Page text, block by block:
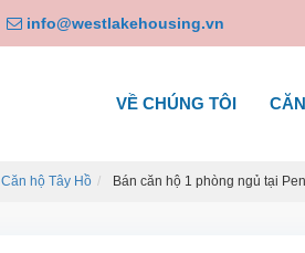
info@westlakehousing.vn
VỀ CHÚNG TÔI
Căn hộ Tây Hồ Bán căn hộ 1 phòng ngủ tại